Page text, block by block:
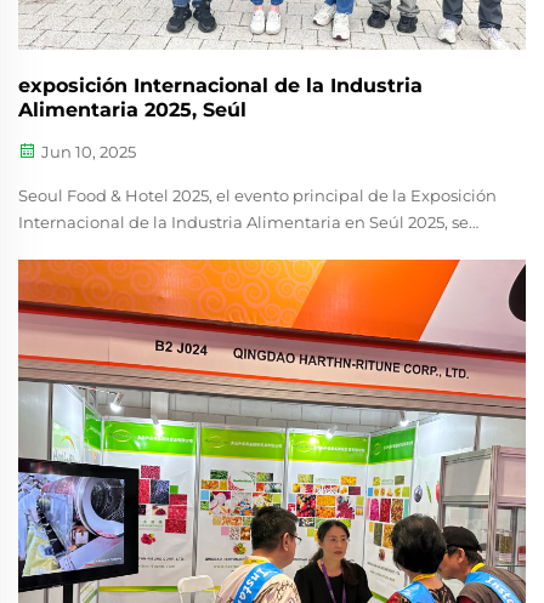
exposición Internacional de la Industria
Alimentaria 2025, Seúl
Jun 10, 2025
Seoul Food & Hotel 2025, el evento principal de la Exposición
Internacional de la Industria Alimentaria en Seúl 2025, se
alimentaria y avance en hostelería en Asia. Programado del
10 al 13 de junio de 2025 en el centro de convenciones
KINTEX...